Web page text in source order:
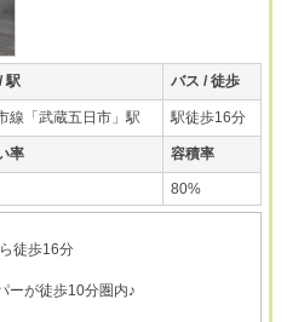
駅 バス / 徒歩
線「武蔵五日市」駅 駅徒歩16分
率 容積率
80%
徒歩16分
ーが徒歩10分圏内♪